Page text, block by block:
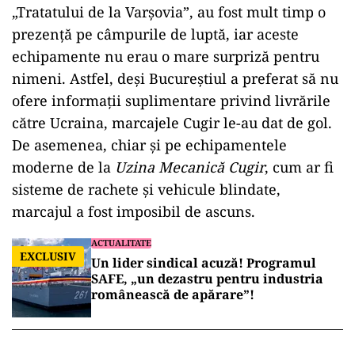
„Tratatului de la Varșovia”, au fost mult timp o
prezență pe câmpurile de luptă, iar aceste
echipamente nu erau o mare surpriză pentru
nimeni. Astfel, deși Bucureștiul a preferat să nu
ofere informații suplimentare privind livrările
către Ucraina, marcajele Cugir le-au dat de gol.
De asemenea, chiar și pe echipamentele
moderne de la Uzina Mecanică Cugir, cum ar fi
sisteme de rachete și vehicule blindate,
marcajul a fost imposibil de ascuns.
EXCLUSIV
ACTUALITATE
Un lider sindical acuză! Programul
SAFE, „un dezastru pentru industria
românească de apărare”!